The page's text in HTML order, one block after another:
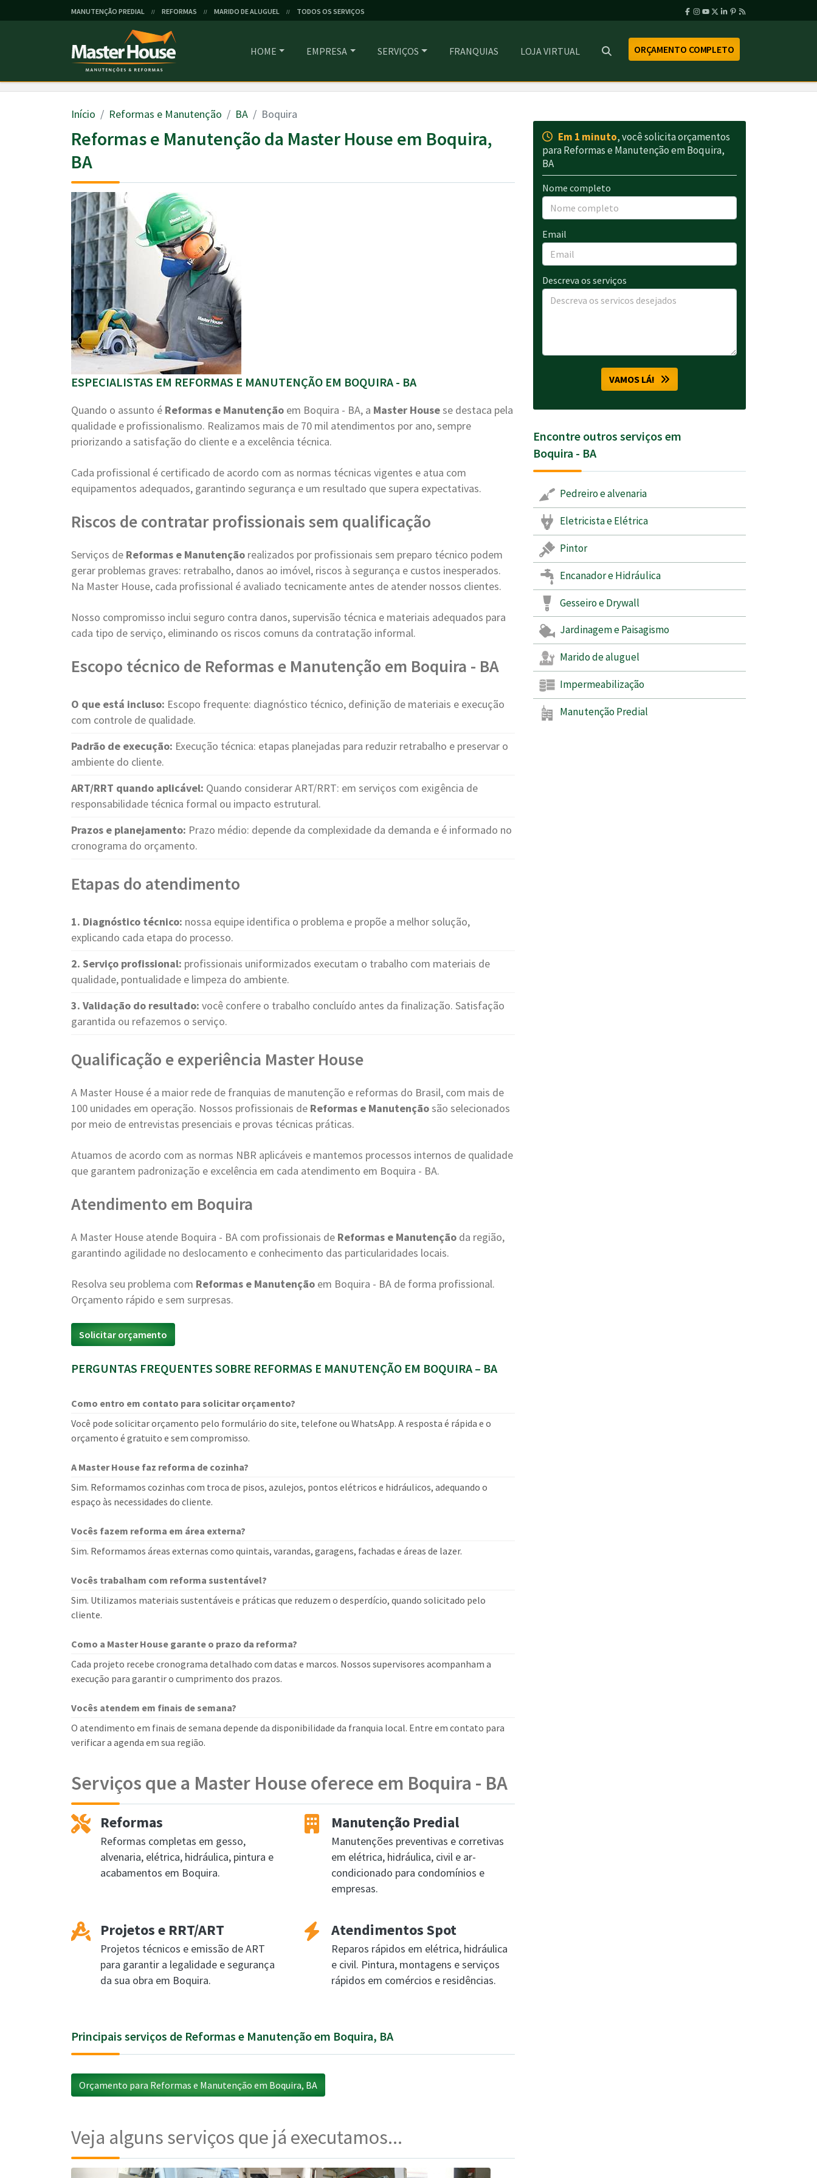
MANUTENÇÃO PREDIAL // REFORMAS // MARIDO DE ALUGUEL // TODOS OS SERVIÇOS
HOME EMPRESA SERVIÇOS FRANQUIAS LOJA VIRTUAL ORÇAMENTO COMPLETO
Início Reformas e Manutenção BA Boquira
Reformas e Manutenção da Master House em Boquira,
BA
ESPECIALISTAS EM REFORMAS E MANUTENÇÃO EM BOQUIRA - BA
Quando o assunto é Reformas e Manutenção em Boquira - BA, a Master Housese destaca pela
qualidade e profissionalismo. Realizamos mais de 70 mil atendimentos por ano, sempre
priorizando a satisfação do cliente e a excelência técnica.
Cada profissional é certificado de acordo com as normas técnicas vigentes e atua com
equipamentos adequados, garantindo segurança e um resultado que supera expectativas.
Riscos de contratar profissionais sem qualificação
Serviços de Reformas e Manutenção realizados por profissionais sem preparo técnico podem
gerar problemas graves: retrabalho, danos ao imóvel, riscos à segurança e custos inesperados.
Na Master House, cada profissional é avaliado tecnicamente antes de atender nossos clientes.
Nosso compromisso inclui seguro contra danos, supervisão técnica e materiais adequados para
cada tipo de serviço, eliminando os riscos comuns da contratação informal.
Escopo técnico de Reformas e Manutenção em Boquira - BA
O que está incluso: Escopo frequente: diagnóstico técnico, definição de materiais e execução
com controle de qualidade.
Padrão de execução: Execução técnica: etapas planejadas para reduzir retrabalho e preservar o
ambiente do cliente.
ART/RRT quando aplicável: Quando considerar ART/RRT: em serviços com exigência de
responsabilidade técnica formal ou impacto estrutural.
Prazos e planejamento: Prazo médio: depende da complexidade da demanda e é informado no
cronograma do orçamento.
Etapas do atendimento
1. Diagnóstico técnico: nossa equipe identifica o problema e propõe a melhor solução,
explicando cada etapa do processo.
2. Serviço profissional: profissionais uniformizados executam o trabalho com materiais de
qualidade, pontualidade e limpeza do ambiente.
3. Validação do resultado: você confere o trabalho concluído antes da finalização. Satisfação
garantida ou refazemos o serviço.
Qualificação e experiência Master House
A Master House é a maior rede de franquias de manutenção e reformas do Brasil, com mais de
100 unidades em operação. Nossos profissionais de Reformas e Manutençãosão selecionados
por meio de entrevistas presenciais e provas técnicas práticas.
Atuamos de acordo com as normas NBR aplicáveis e mantemos processos internos de qualidade
que garantem padronização e excelência em cada atendimento em Boquira - BA.
Atendimento em Boquira
A Master House atende Boquira - BA com profissionais de Reformas e Manutenção da região,
garantindo agilidade no deslocamento e conhecimento das particularidades locais.
Resolva seu problema com Reformas e Manutenção em Boquira - BA de forma profissional.
Orçamento rápido e sem surpresas.
Solicitar orçamento
PERGUNTAS FREQUENTES SOBRE REFORMAS E MANUTENÇÃO EM BOQUIRA – BA
Como entro em contato para solicitar orçamento?
Você pode solicitar orçamento pelo formulário do site, telefone ou WhatsApp. A resposta é rápida e o
orçamento é gratuito e sem compromisso.
A Master House faz reforma de cozinha?
Sim. Reformamos cozinhas com troca de pisos, azulejos, pontos elétricos e hidráulicos, adequando o
espaço às necessidades do cliente.
Vocês fazem reforma em área externa?
Sim. Reformamos áreas externas como quintais, varandas, garagens, fachadas e áreas de lazer.
Vocês trabalham com reforma sustentável?
Sim. Utilizamos materiais sustentáveis e práticas que reduzem o desperdício, quando solicitado pelo
cliente.
Como a Master House garante o prazo da reforma?
Cada projeto recebe cronograma detalhado com datas e marcos. Nossos supervisores acompanham a
execução para garantir o cumprimento dos prazos.
Vocês atendem em finais de semana?
O atendimento em finais de semana depende da disponibilidade da franquia local. Entre em contato para
verificar a agenda em sua região.
Serviços que a Master House oferece em Boquira - BA
Reformas
Reformas completas em gesso,
alvenaria, elétrica, hidráulica, pintura e
acabamentos em Boquira.
Manutenção Predial
Manutenções preventivas e corretivas
em elétrica, hidráulica, civil e ar-
condicionado para condomínios e
empresas.
Projetos e RRT/ART
Projetos técnicos e emissão de ART
para garantir a legalidade e segurança
da sua obra em Boquira.
Atendimentos Spot
Reparos rápidos em elétrica, hidráulica
e civil. Pintura, montagens e serviços
rápidos em comércios e residências.
Principais serviços de Reformas e Manutenção em Boquira, BA
Orçamento para Reformas e Manutenção em Boquira, BA
Veja alguns serviços que já executamos...
Em 1 minuto, você solicita orçamentos
para Reformas e Manutenção em Boquira,
BA
Nome completo
Email
Descreva os serviços
VAMOS LÁ!
Encontre outros serviços em
Boquira - BA
Pedreiro e alvenaria
Eletricista e Elétrica
Pintor
Encanador e Hidráulica
Gesseiro e Drywall
Jardinagem e Paisagismo
Marido de aluguel
Impermeabilização
Manutenção Predial